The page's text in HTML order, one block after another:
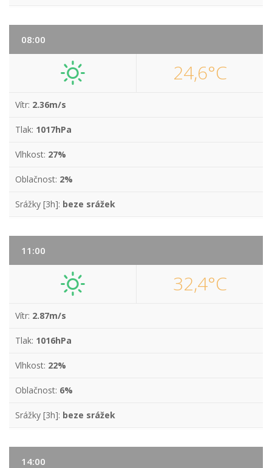
08:00
24,6°C
Vítr: 2.36m/s
Tlak: 1017hPa
Vlhkost: 27%
Oblačnost: 2%
Srážky [3h]: beze srážek
11:00
32,4°C
Vítr: 2.87m/s
Tlak: 1016hPa
Vlhkost: 22%
Oblačnost: 6%
Srážky [3h]: beze srážek
14:00